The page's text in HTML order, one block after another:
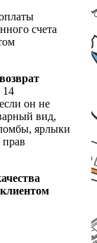
счета
14
он не
вид,
ярлыки